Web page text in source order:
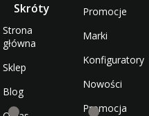
Skróty
Strona
główna
Sklep
Blog
Promocje
Marki
Konfiguratory
Nowości
Promocja